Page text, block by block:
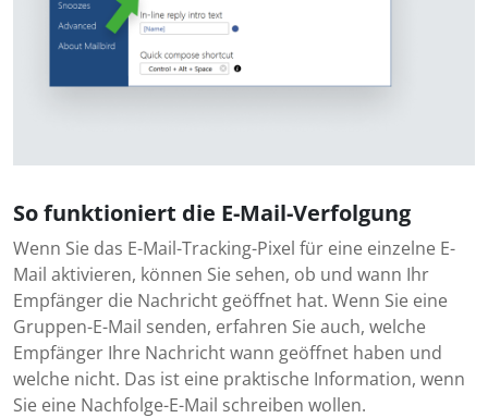
So funktioniert die E-Mail-Verfolgung
Wenn Sie das E-Mail-Tracking-Pixel für eine einzelne E-
Mail aktivieren, können Sie sehen, ob und wann Ihr
Empfänger die Nachricht geöffnet hat. Wenn Sie eine
Gruppen-E-Mail senden, erfahren Sie auch, welche
Empfänger Ihre Nachricht wann geöffnet haben und
welche nicht. Das ist eine praktische Information, wenn
Sie eine Nachfolge-E-Mail schreiben wollen.